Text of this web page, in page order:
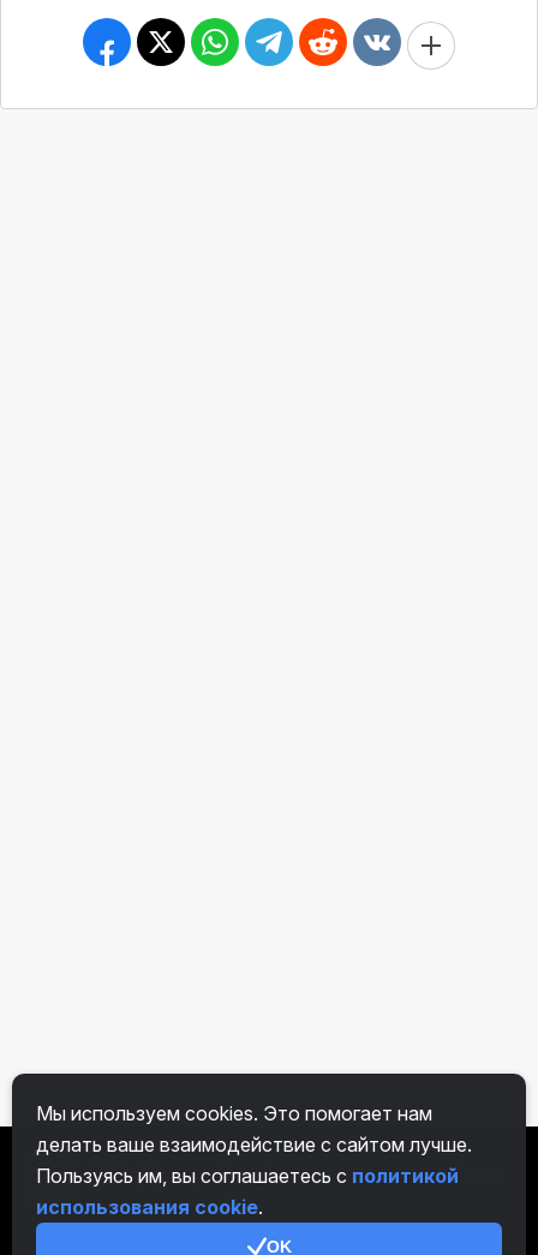
Мы используем cookies. Это помогает нам
делать ваше взаимодействие с сайтом лучше.
Пользуясь им, вы соглашаетесь с политикой
использования cookie.
OK